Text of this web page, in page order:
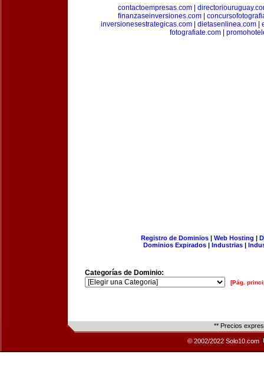
contactoempresas.com
finanzaseinversiones.com
inversionesestrategicas.com| dietasenlinea.com|
fotografiate.com|
Registro de Dominios| Web Hosting |
Dominios Expirados | Industrias |
Categorías de Dominio:
[Pág.
** Precios
© 2002/2022 Solo10.com